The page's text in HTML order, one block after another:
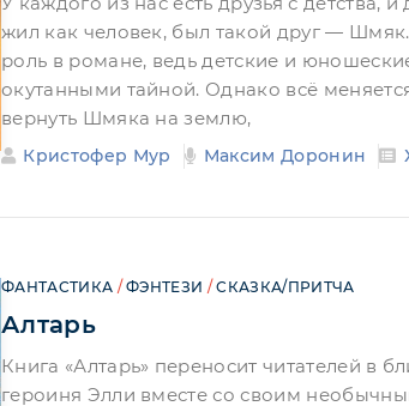
жил как человек, был такой друг —
роль в романе, ведь детские и
окутанными тайной. Однако всё
вернуть Шмяка на землю,
Кристофер Мур Максим Доронин
ФАНТАСТИКА /ФЭНТЕЗИ /СКАЗКА/ПРИТЧА
Алтарь
Книга «Алтарь» переносит читателей в
героиня Элли вместе со своим